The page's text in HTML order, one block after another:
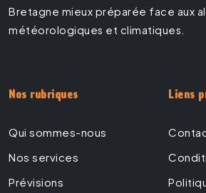
Bretagne mieux préparée face aux
météorologiques et climatiques.
Nos rubriques
Qui sommes-nous
Nos services
Prévisions
Liens